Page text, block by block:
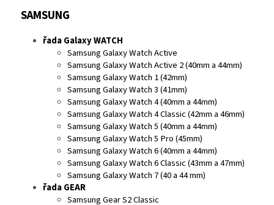
SAMSUNG
řada Galaxy WATCH
Samsung Galaxy Watch Active
Samsung Galaxy Watch Active 2 (40mm a 44mm)
Samsung Galaxy Watch 1 (42mm)
Samsung Galaxy Watch 3 (41mm)
Samsung Galaxy Watch 4 (40mm a 44mm)
Samsung Galaxy Watch 4 Classic (42mm a 46mm)
Samsung Galaxy Watch 5 (40mm a 44mm)
Samsung Galaxy Watch 5 Pro (45mm)
Samsung Galaxy Watch 6 (40mm a 44mm)
Samsung Galaxy Watch 6 Classic (43mm a 47mm)
Samsung Galaxy Watch 7 (40 a 44 mm)
řada GEAR
Samsung Gear S2 Classic